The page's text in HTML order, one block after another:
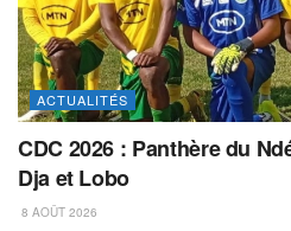
ACTUALITÉS
CDC 2026 : Panthère du
Dja et Lobo
8 AOÛT 2026